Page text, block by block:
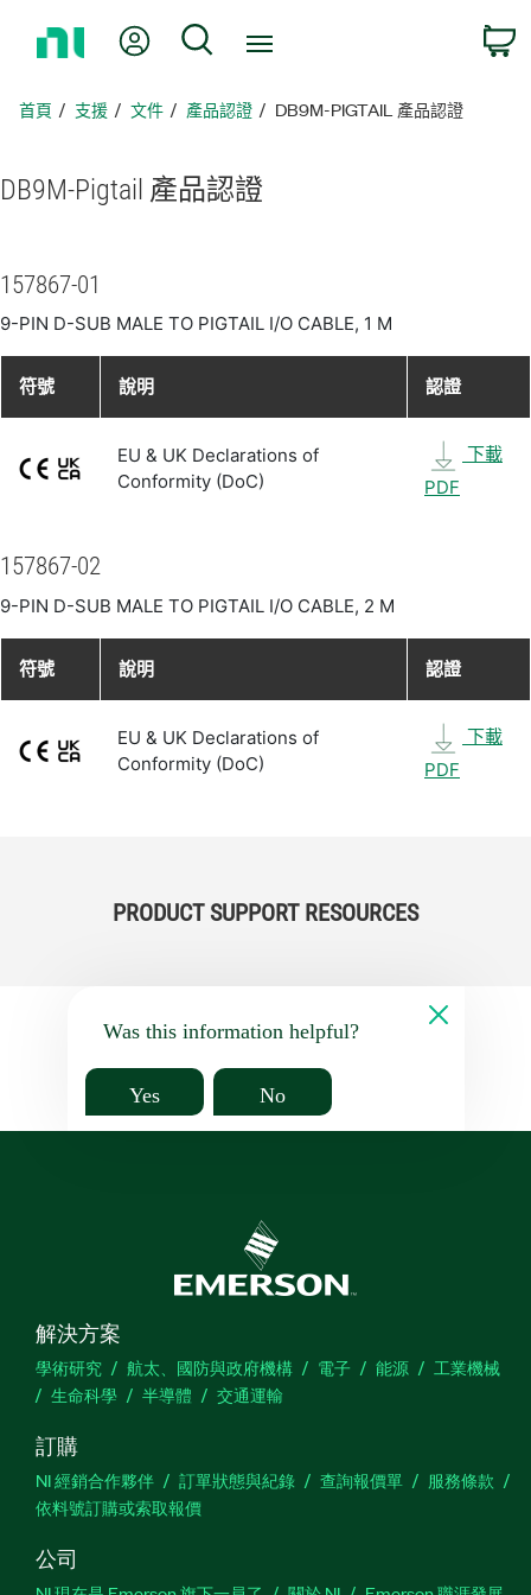
頁
我的帳號 搜尋
首頁 支援 文件 產品認證 DB9M-PIGTAIL 產品認證
DB9M-Pigtail 產品認證
157867-01
9-PIN D-SUB MALE TO PIGTAIL I/O CABLE, 1 M
符號 說明 認證
EU & UK Declarations of
Conformity (DoC)
下載
PDF
157867-02
9-PIN D-SUB MALE TO PIGTAIL I/O CABLE, 2 M
符號 說明 認證
EU & UK Declarations of
Conformity (DoC)
下載
PDF
PRODUCT SUPPORT RESOURCES
Was this information helpful?
Yes No
解決方案
學術研究 航太、國防與政府機構 電子 能源
工業機械
生命科學
半導體 交通運輸
訂購
NI 經銷合作夥伴 訂單狀態與紀錄 查詢報價單
服務條款
依料號訂購或索取報價
公司